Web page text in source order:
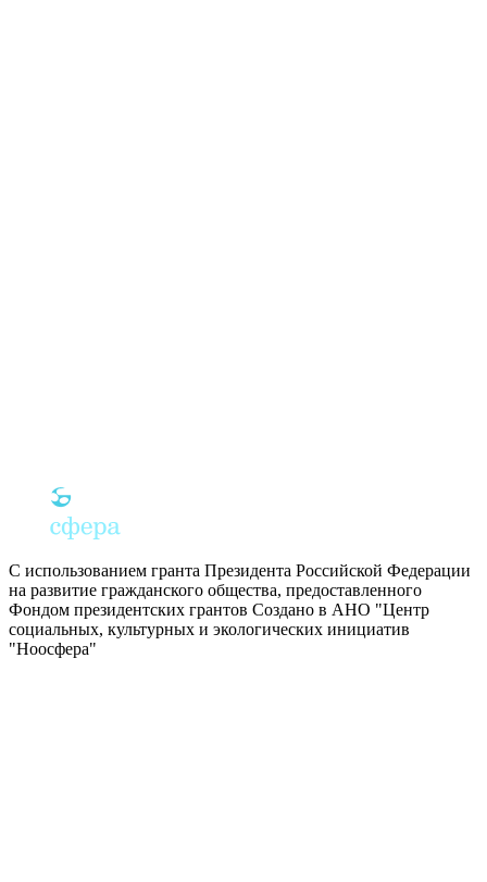
С использованием гранта Президента Российской Федерации
на развитие гражданского общества, предоставленного
Фондом президентских грантов Создано в АНО "Центр
социальных, культурных и экологических инициатив
"Ноосфера"